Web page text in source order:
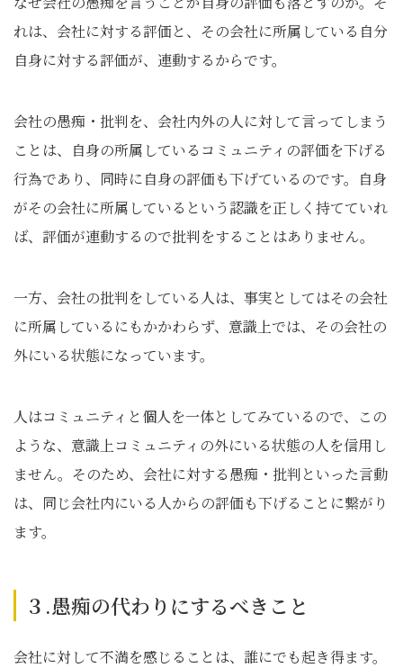
れは、会社に対する評価と、その会社に所属している自分
自身に対する評価が、連動するからです。
会社の愚痴・批判を、会社内外の人に対して言ってしまう
ことは、自身の所属しているコミュニティの評価を下げる
行為であり、同時に自身の評価も下げているのです。自身
がその会社に所属しているという認識を正しく持てていれ
ば、評価が連動するので批判をすることはありません。
一方、会社の批判をしている人は、事実としてはその会社
に所属しているにもかかわらず、意識上では、その会社の
外にいる状態になっています。
人はコミュニティと個人を一体としてみているので、この
ような、意識上コミュニティの外にいる状態の人を信用し
ません。そのため、会社に対する愚痴・批判といった言動
は、同じ会社内にいる人からの評価も下げることに繋がり
ます。
３.愚痴の代わりにするべきこと
会社に対して不満を感じることは、誰にでも起き得ます。